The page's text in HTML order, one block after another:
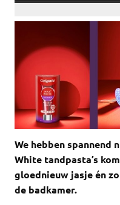
We hebben spannend
White tandpasta’s
gloednieuw jasje én
de badkamer.